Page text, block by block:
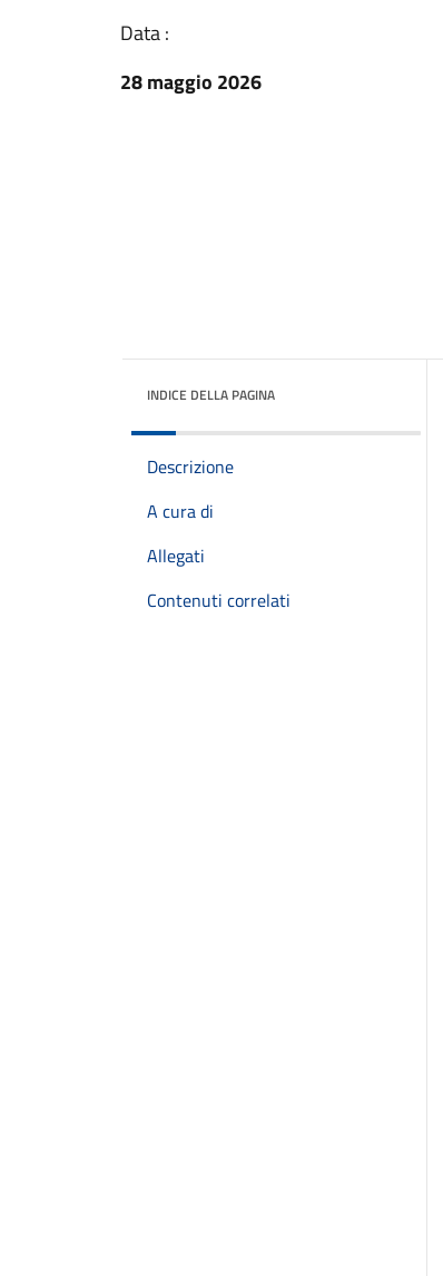
Data :
28 maggio 2026
INDICE DELLA PAGINA
Descrizione
A cura di
Allegati
Contenuti correlati